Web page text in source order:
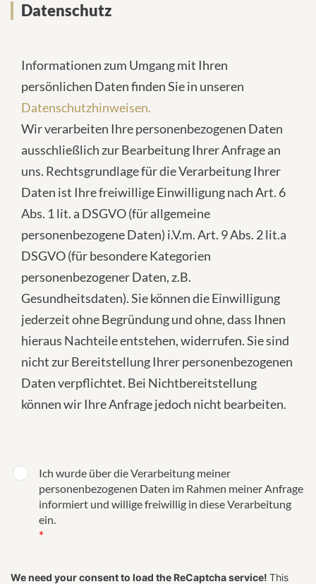
Datenschutz
Informationen zum Umgang mit Ihren
persönlichen Daten finden Sie in unseren
Datenschutzhinweisen.
Wir verarbeiten Ihre personenbezogenen Daten
ausschließlich zur Bearbeitung Ihrer Anfrage an
uns. Rechtsgrundlage für die Verarbeitung Ihrer
Daten ist Ihre freiwillige Einwilligung nach Art. 6
Abs. 1 lit. a DSGVO (für allgemeine
personenbezogene Daten) i.V.m. Art. 9 Abs. 2 lit.a
DSGVO (für besondere Kategorien
personenbezogener Daten, z.B.
Gesundheitsdaten). Sie können die Einwilligung
jederzeit ohne Begründung und ohne, dass Ihnen
hieraus Nachteile entstehen, widerrufen. Sie sind
nicht zur Bereitstellung Ihrer personenbezogenen
Daten verpflichtet. Bei Nichtbereitstellung
können wir Ihre Anfrage jedoch nicht bearbeiten.
Ich wurde über die Verarbeitung meiner
personenbezogenen Daten im Rahmen meiner Anfrage
informiert und willige freiwillig in diese Verarbeitung
ein.
*
We need your consent to load the ReCaptcha service! This